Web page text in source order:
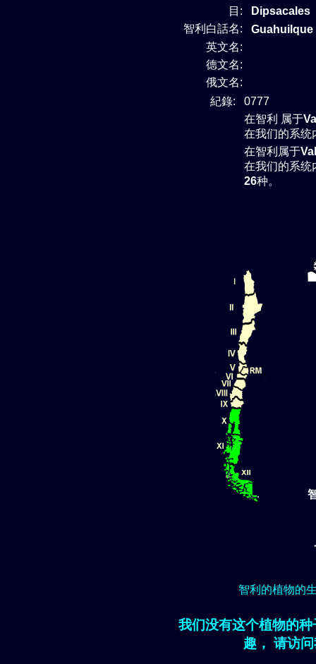
目:
Dipsacales
智利白話名:
Guahuilque
英文名:
德文名:
俄文名:
紀錄:
0777
在智利 属于
在我们的系统
在智利属于
在我们的系统
26种。
智利的植物的
我们没有这个植物的
趣， 请访